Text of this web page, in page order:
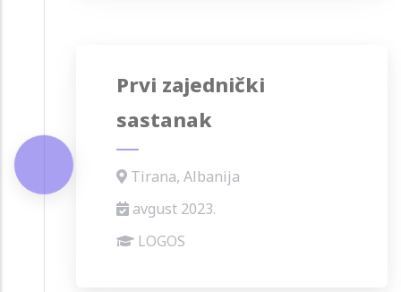
Prvi zajednički
sastanak
Tirana, Albanija
avgust 2023.
LOGOS